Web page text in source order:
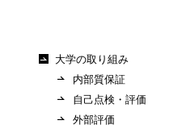
大学の取り組み
内部質保証
自己点検・評価
外部評価